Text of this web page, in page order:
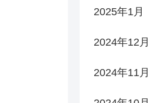
2025年1月
2024年12月
2024年11月